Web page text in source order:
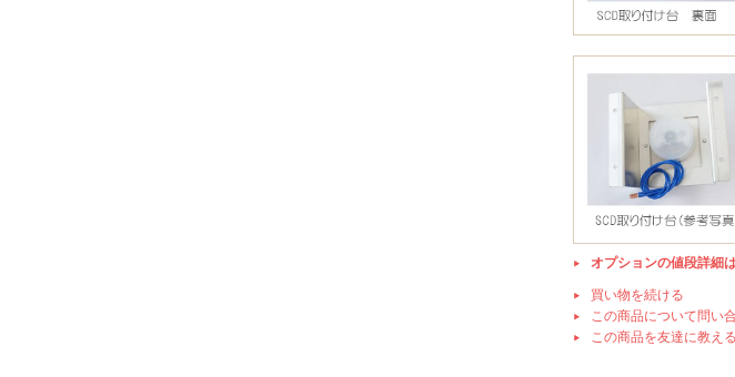
オプションの値段詳細
買い物を続ける
この商品について問い
この商品を友達に教える